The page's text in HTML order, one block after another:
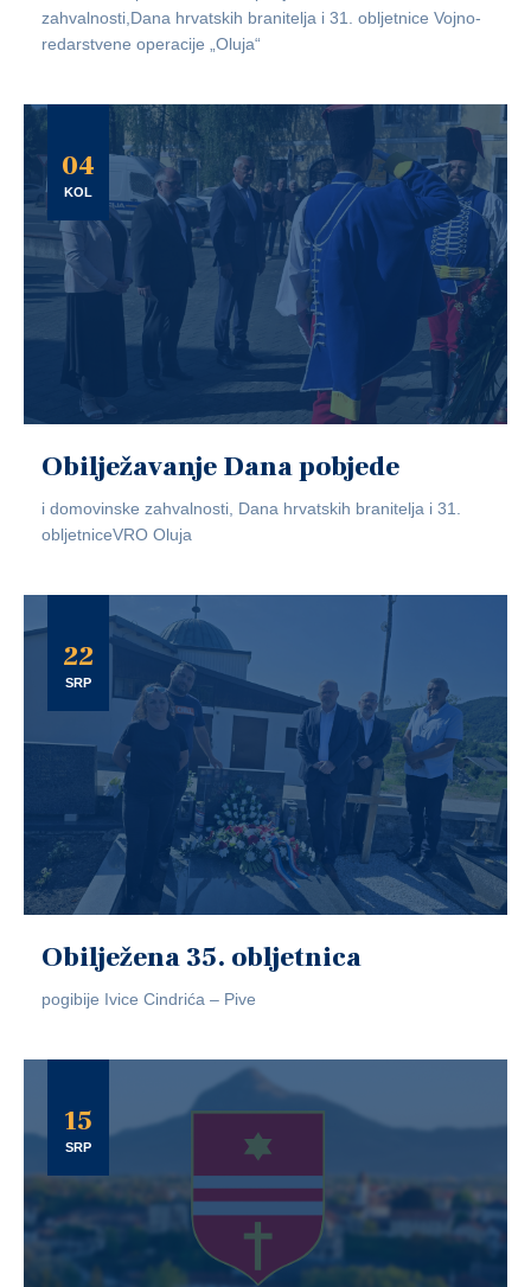
zahvalnosti,Dana hrvatskih branitelja i 31. obljetnice Vojno-
redarstvene operacije „Oluja“
04
KOL
Obilježavanje Dana pobjede
i domovinske zahvalnosti, Dana hrvatskih branitelja i 31.
obljetniceVRO Oluja
22
SRP
Obilježena 35. obljetnica
pogibije Ivice Cindrića – Pive
15
SRP